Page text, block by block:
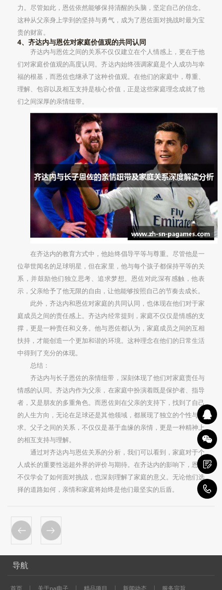
力。尽管如此，恩佐依然能够保持清醒的头脑，坚定自己的信念。
这种从父亲身上学到的坚持与勇气，成为了恩佐面对挑战时最为宝
贵的财富。
4、齐达内与恩佐对家庭价值观的共同认同
齐达内与恩佐之间的关系不仅仅建立在个人情感上，更在于他
们对家庭价值观的高度认同。齐达内始终强调家庭是个人成功与幸
福的根基，而恩佐也继承了这种价值观。在他们的家庭中，尊重、
理解、包容以及相互支持是核心价值，正是这些家庭理念成就了他
们之间深厚的亲情纽带。
在齐达内的教育方式中，他始终倡导平等与尊重。尽管他是一
位举世闻名的足球明星，但在家里，他与每个孩子都保持平等的关
系，并鼓励他们独立思考、追求梦想。恩佐对此深有感触，他表
示，父亲给予了他无限的自由，让他能够按照自己的节奏去成长。
此外，齐达内和恩佐对家庭的共同认同，也体现在他们对于家
庭成员之间的责任感上。齐达内经常提到，家庭不仅仅是情感的支
撑，更是一种责任和义务。他与恩佐都认为，家庭成员之间的互相
扶持，才能创造一个更加和谐的环境。这种理念在他们的日常生活
中得到了充分的体现。
总结：
齐达内与长子恩佐的亲情纽带，深刻体现了他们对家庭责任与
情感的认同。齐达内作为父亲，在家庭中扮演着既是保护者、指导
者，又是朋友的多重角色。而恩佐则在父亲的支持下，找到了自己
的人生方向，无论在足球还是其他领域，都展现了独立的个性与追
求。父子之间的关系，不仅仅是基于血缘的亲情，更是一种精神上
的相互支持与理解。
通过对齐达内与恩佐关系的分析，我们可以看到，家庭对于个
人成长的重要性远超外界的评价与期待。在齐达内的影响下，恩佐
不仅学会了如何面对挑战，也深刻理解了家庭的意义。无论他们选
择的道路如何，亲情和家庭将始终是他们最坚实的后盾。
导航
首页 关于pa电子 精品项目 新闻动态 服务宗旨